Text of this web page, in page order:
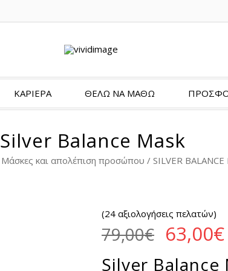
ΚΑΡΙΕΡΑ ΘΈΛΩ ΝΑ ΜΆΘΩ
Silver Balance Mask
Μάσκες και απολέπιση προσώπου / SILVER BALANCE
(24 αξιολογήσεις πελατών)
79,00€ 63,00€
Silver Balance